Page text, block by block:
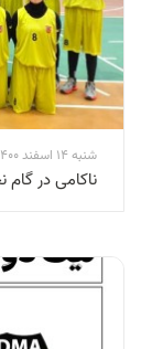
شنبه 14 اسفند 1400 09:11
ناكامی در